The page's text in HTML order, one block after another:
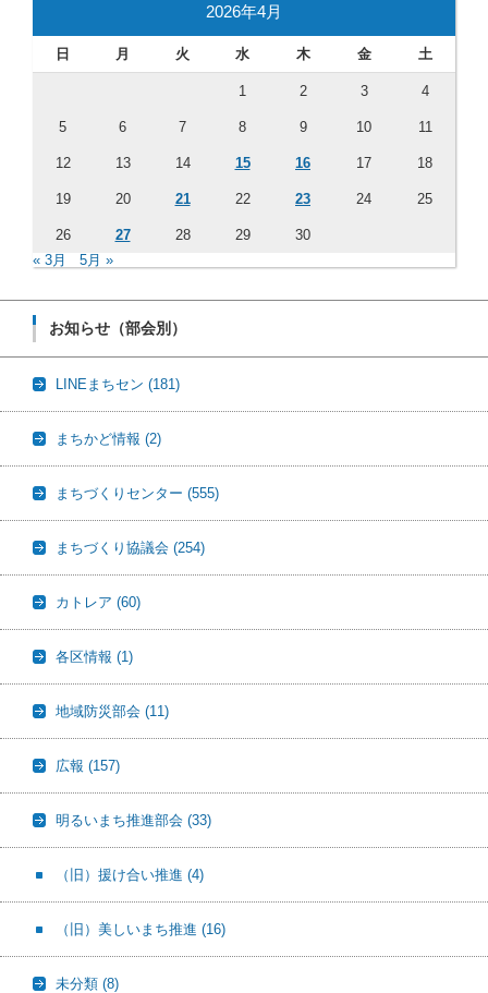
2026年4月
日 月 火 水 木 金 土
1 2 3 4
5 6 7 8 9 10 11
12 13 14 15 16 17 18
19 20 21 22 23 24 25
26 27 28 29
30
« 3月
5月 »
お知らせ（部会別）
LINEまちセン (181)
まちかど情報 (2)
まちづくりセンター (555)
まちづくり協議会 (254)
カトレア (60)
各区情報 (1)
地域防災部会 (11)
広報 (157)
明るいまち推進部会 (33)
（旧）援け合い推進 (4)
（旧）美しいまち推進 (16)
未分類 (8)